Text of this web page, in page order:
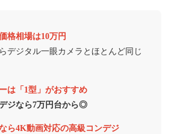
格相場は10万円
デジタル一眼カメラとほとんど同じ
は「1型」がおすすめ
ジなら7万円台から◎
ら4K動画対応の高級コンデジ